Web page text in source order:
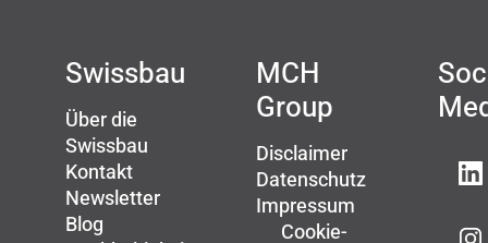
Swissbau
Über die
Swissbau
Kontakt
Newsletter
Blog
MCH
Group
Disclaimer
Datenschutz
Impressum
Cookie-